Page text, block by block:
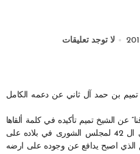
لا توجد تعليقات
عن الشيخ تميم تأكيده في كلمة ألقاها
خلال افتتاحه اليوم دورة الإنعقاد العادي ال 42 لمجلس الشورى في بلاده على
اصبح يدافع عن وجوده على ارضه